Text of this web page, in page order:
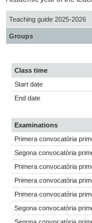
Teaching guide 2025-2026
Groups
Class time
Start date
End date
Examinations
Primera convocatòria
Segona convocatòria
Primera convocatòria
Primera convocatòria
Primera convocatòria
Segona convocatòria